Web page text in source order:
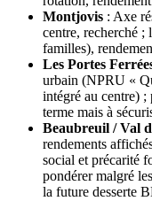
Montjovis : Axe
centre, recherché ;
familles),
Les Portes
urbain (NPRU «
intégré au centre)
terme mais à
Beaubreuil / Val
rendements
social et précarité
pondérer malgré
la future desserte